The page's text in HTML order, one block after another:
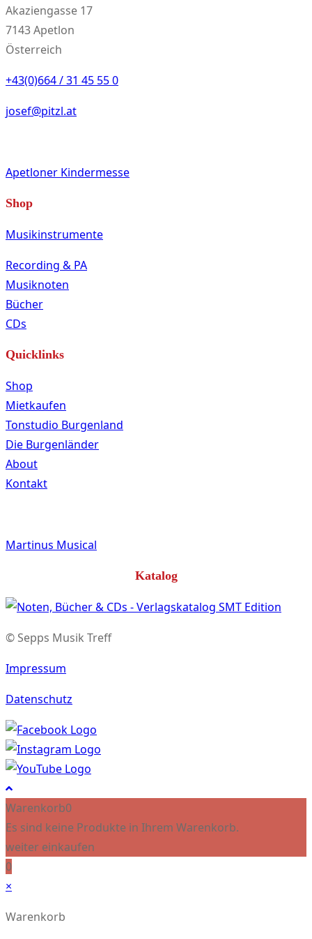
Akaziengasse 17
7143 Apetlon
Österreich
+43(0)664 / 31 45 55 0
josef@pitzl.at
Apetloner Kindermesse
Shop
Musikinstrumente
Recording & PA
Musiknoten
Bücher
CDs
Quicklinks
Shop
Mietkaufen
Tonstudio Burgenland
Die Burgenländer
About
Kontakt
Martinus Musical
Katalog
© Sepps Musik Treff
Impressum
Datenschutz
Warenkorb0
Es sind keine Produkte in Ihrem Warenkorb.
weiter einkaufen
0
×
Warenkorb